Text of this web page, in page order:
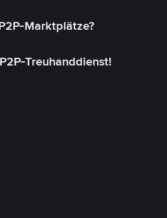
Marktplätze?
Treuhanddienst!